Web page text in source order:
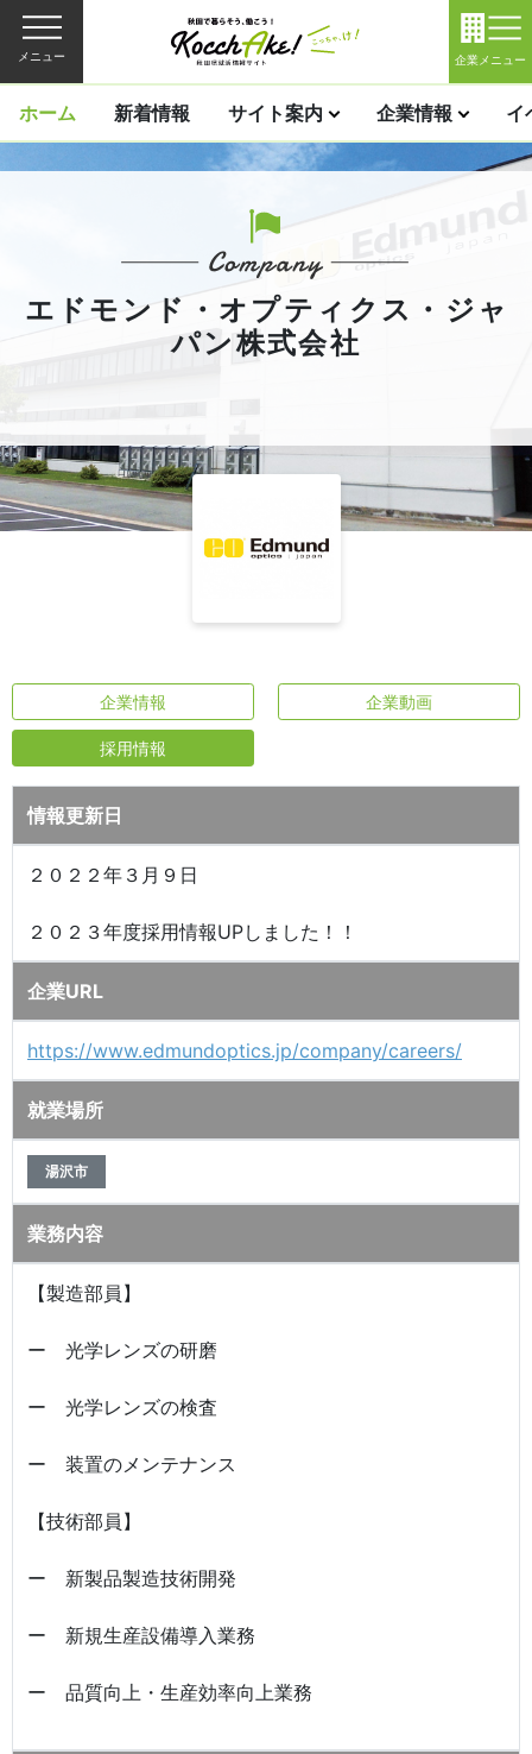
メニュー 企業メニュー
ホーム 新着情報 サイト案内 企業情報 イ
エドモンド・オプティクス・ジャ
パン株式会社
企業情報 企業動画
採用情報
情報更新日
２０２２年３月９日
２０２３年度採用情報UPしました！！
企業URL
https://www.edmundoptics.jp/company/careers/
就業場所
湯沢市
業務内容
【製造部員】
ー 光学レンズの研磨
ー 光学レンズの検査
ー 装置のメンテナンス
【技術部員】
ー 新製品製造技術開発
ー 新規生産設備導入業務
ー 品質向上・生産効率向上業務